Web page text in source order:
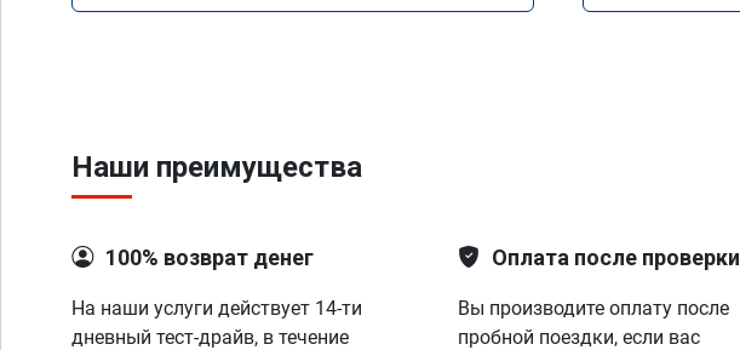
Наши преимущества
100% возврат денег
На наши услуги действует 14-ти
дневный тест-драйв, в течение
Оплата после проверки
Вы производите оплату после
пробной поездки, если вас